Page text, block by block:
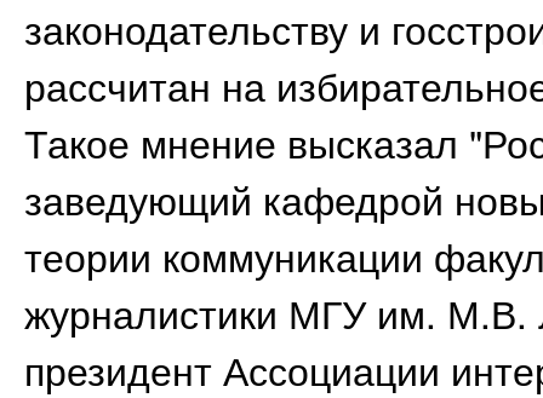
законодательству и
рассчитан на
Такое мнение высказал
заведующий кафедрой
теории коммуникации
журналистики МГУ им. М.В.
президент Ассоциации